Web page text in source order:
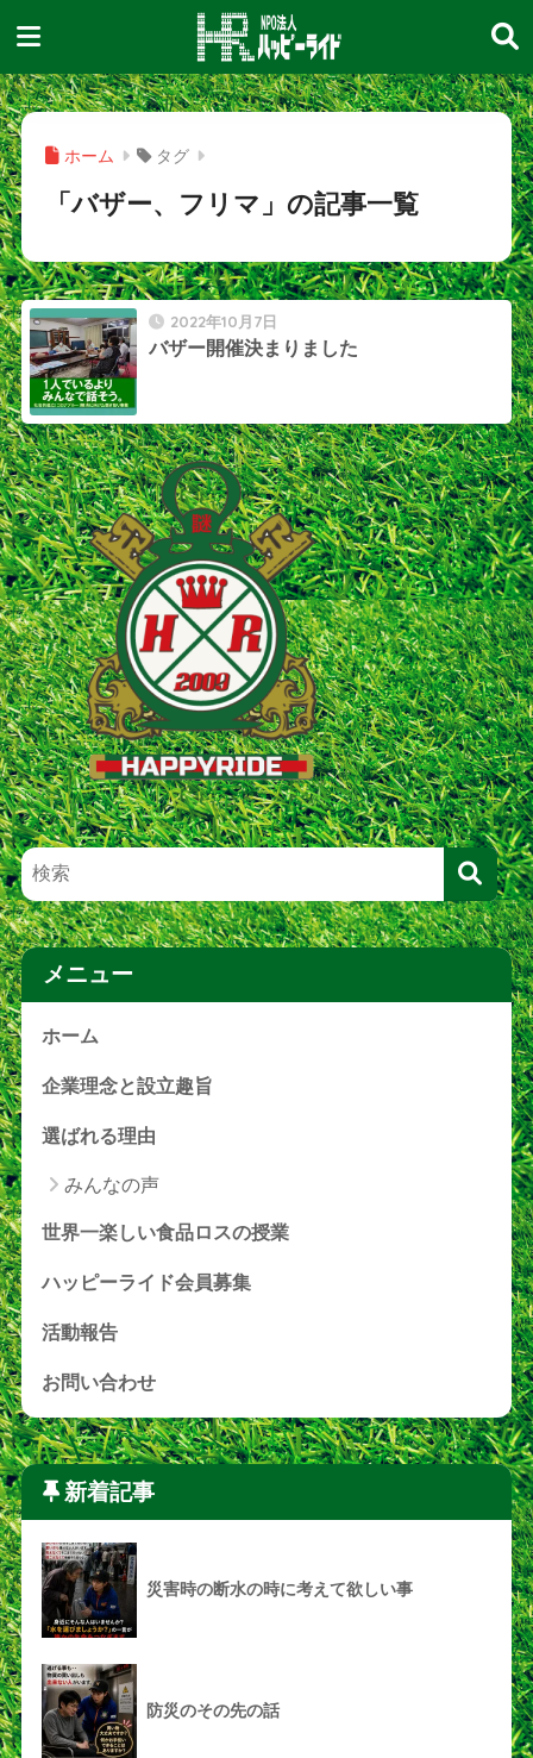
ホーム タグ
「バザー、フリマ」の記事一覧
2022年10月7日
バザー開催決まりました
メニュー
ホーム
企業理念と設立趣旨
選ばれる理由
みんなの声
世界一楽しい食品ロスの授業
ハッピーライド会員募集
活動報告
お問い合わせ
新着記事
災害時の断水の時に考えて欲しい事
防災のその先の話